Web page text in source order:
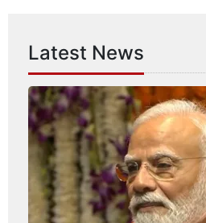
Latest News